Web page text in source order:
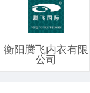
衡阳腾飞内衣有限
公司